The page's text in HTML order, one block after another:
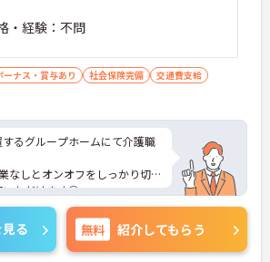
・経験：不問
ーナス・賞与あり 社会保険完備
交通費支給
るグループホームにて介護職
なしとオンオフをしっかり切
いただけます◎
面接対策ポイントなど、さら
のでお気軽にご相談くださ
る 無料 紹介してもらう